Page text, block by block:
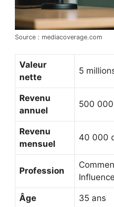
Source : mediacoverage.com
Valeur
nette
5
Revenu
annuel
500
Revenu
mensuel
40 000
Profession
Âge 35 ans